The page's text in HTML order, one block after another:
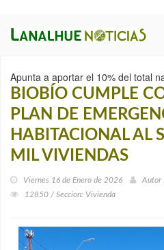
Apunta a aportar el 10% del total
BIOBÍO CUMPLE
PLAN DE
HABITACIONAL AL
MIL VIVIENDAS
Viernes 16 de Enero de 2026 Autor
12850 / Seccion: Vivienda